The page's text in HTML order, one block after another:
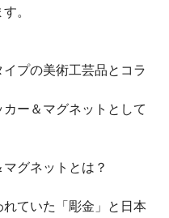
。
プの美術工芸品とコラ
ー＆マグネットとして
グネットとは？
ていた「彫金」と日本